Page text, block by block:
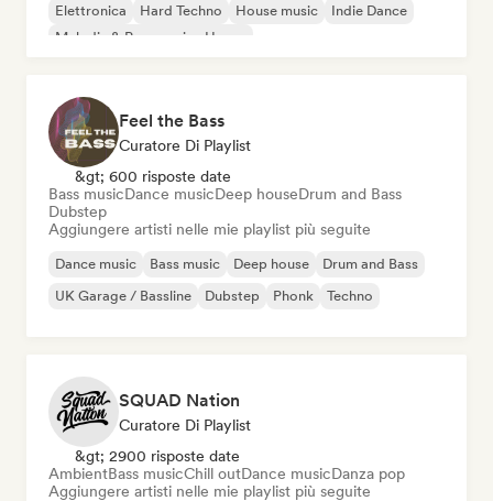
Elettronica
Hard Techno House music
Indie Dance
Melodic & Progressive House
Feel the Bass
Curatore Di Playlist
&gt; 600 risposte date
Bass musicDance musicDeep houseDrum and Bass
Dubstep
Aggiungere artisti nelle mie playlist più seguite
Dance music Bass music Deep house
Drum and Bass
UK Garage / Bassline
Dubstep Phonk Techno
SQUAD Nation
Curatore Di Playlist
&gt; 2900 risposte date
AmbientBass musicChill outDance musicDanza pop
Aggiungere artisti nelle mie playlist più seguite